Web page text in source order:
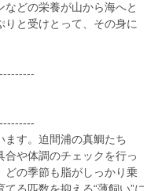
どの栄養が山から海へと
と受けとって、その身に
ます。迫間浦の真鯛たち
や体調のチェックを行っ
どの季節も脂がしっかり乗